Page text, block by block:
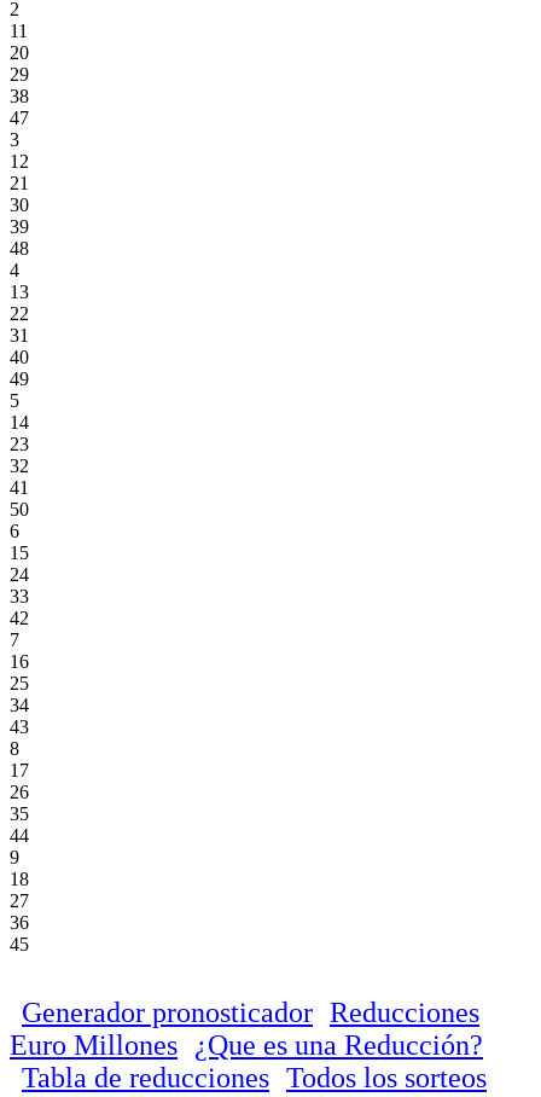
2
11
20
29
38
47
3
12
21
30
39
48
4
13
22
31
40
49
5
14
23
32
41
50
6
15
24
33
42
7
16
25
34
43
8
17
26
35
44
9
18
27
36
45
Generador pronosticador Reducciones
Euro Millones
¿Que es una Reducción?
Tabla de reducciones Todos los sorteos